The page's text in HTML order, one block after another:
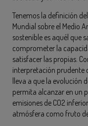
Tenemos la definición
Mundial sobre el Medio
sostenible es aquél que
comprometer la
satisfacer las propias.
interpretación prudente
lleva a que la evolución
permita alcanzar en un
emisiones de CO2
atmósfera como fruto